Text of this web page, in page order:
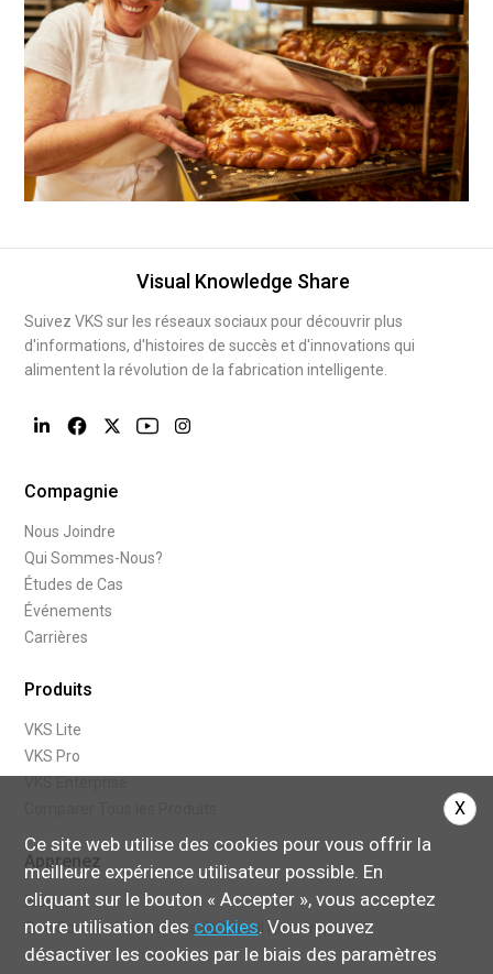
Ce site web utilise des cookies pour vous offrir la
meilleure expérience utilisateur possible. En
cliquant sur le bouton « Accepter », vous acceptez
notre utilisation des cookies. Vous pouvez
désactiver les cookies par le biais des paramètres
X
Visual Knowledge Share
Suivez VKS sur les réseaux sociaux pour découvrir plus
d'informations, d'histoires de succès et d'innovations qui
alimentent la révolution de la fabrication intelligente.
Compagnie
Nous Joindre
Qui Sommes-Nous?
Études de Cas
Événements
Carrières
Produits
VKS Lite
VKS Pro
Apprenez
Blogue
Que Sont les Instructions de travail Numériques?